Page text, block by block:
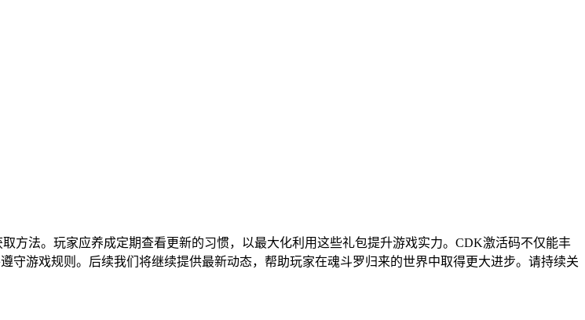
方法。玩家应养成定期查看更新的习惯，以最大化利用这些礼包提升游戏实力。CDK激活码不仅能丰
游戏规则。后续我们将继续提供最新动态，帮助玩家在魂斗罗归来的世界中取得更大进步。请持续关